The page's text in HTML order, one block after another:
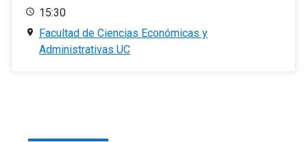
15:30
Facultad de Ciencias Económicas y
Administrativas UC